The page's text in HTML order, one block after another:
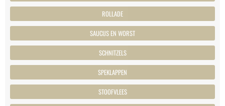
ROLLADE
SAUCIJS EN WORST
SCHNITZELS
SPEKLAPPEN
STOOFVLEES